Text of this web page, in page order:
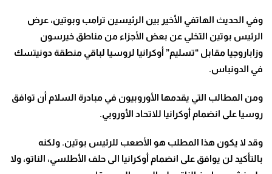
وفي الحديث الهاتفي الأخير بين الرئيسين ترامب وبوتين، عرض
الرئيس بوتين التخلي عن بعض الأجزاء من مناطق خيرسون
وزاباروجيا مقابل “تسليم” أوكرانيا لروسيا لباقي منطقة دونيتسك
في الدونباس.
ومن المطالب التي يقدمها الأوروبيون في مبادرة السلام أن توافق
روسيا على انضمام أوكرانيا للاتحاد الأوروبي.
وقد لا يكون هذا المطلب هو الأصعب للرئيس بوتين. ولكنه
بالتأكيد لن يوافق على انضمام أوكرانيا الى حلف الأطلسي، الناتو، ولا